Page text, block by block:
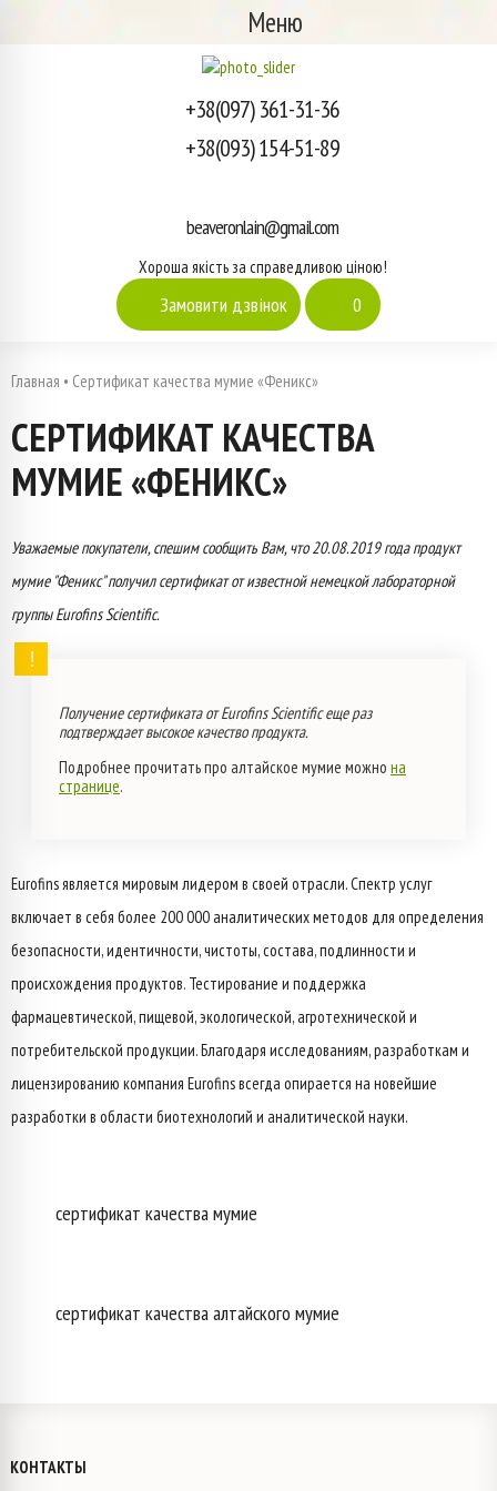
Меню
+38(097) 361-31-36
+38(093) 154-51-89
beaveronlain@gmail.com
Хороша якість за справедливою ціною!
Замовити дзвінок 0
Главная • Сертификат качества мумие «Феникс»
СЕРТИФИКАТ КАЧЕСТВА
МУМИЕ «ФЕНИКС»
Уважаемые покупатели, спешим сообщить Вам, что 20.08.2019 года продукт
мумие "Феникс" получил сертификат от известной немецкой лабораторной
группы Eurofins Scientific.
Получение сертификата отEurofins Scientific еще раз
подтверждает высокое качество продукта.
Подробнее прочитать про алтайское мумие можно на
странице.
Eurofins является мировым лидером в своей отрасли. Спектр услуг
включает в себя более 200 000 аналитических методов для определения
безопасности, идентичности, чистоты, состава, подлинности и
происхождения продуктов. Тестирование и поддержка
фармацевтической, пищевой, экологической, агротехнической и
потребительской продукции. Благодаря исследованиям, разработкам и
лицензированию компания Eurofins всегда опирается на новейшие
разработки в области биотехнологий и аналитической науки.
сертификат качества мумие
сертификат качества алтайского мумие
КОНТАКТЫ